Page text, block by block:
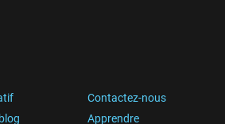
Contactez-nous
Apprendre